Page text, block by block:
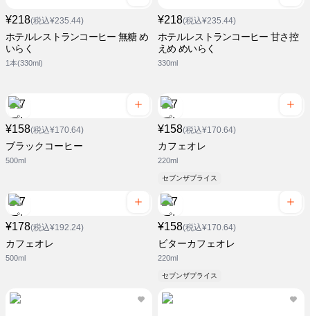
¥218(税込¥235.44)
ホテルレストランコーヒー 無糖 め
いらく
1本(330ml)
¥218(税込¥235.44)
ホテルレストランコーヒー 甘さ控
えめ めいらく
330ml
¥158(税込¥170.64)
ブラックコーヒー
500ml
¥158(税込¥170.64)
カフェオレ
220ml
セブンザプライス
¥178(税込¥192.24)
カフェオレ
500ml
¥158(税込¥170.64)
ビターカフェオレ
220ml
セブンザプライス